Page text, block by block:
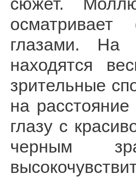
глазами. На
находятся
зрительные
на
глазу с
черным